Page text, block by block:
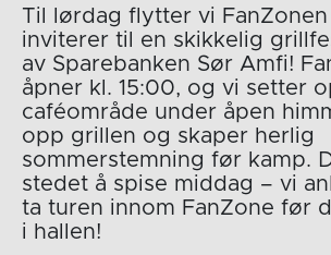
Til lørdag flytter vi
inviterer til en skikkelig
av Sparebanken Sør Amfi!
åpner kl. 15:00, og vi setter
caféområde under åpen
opp grillen og skaper herlig
sommerstemning før kamp.
stedet å spise middag – vi
ta turen innom FanZone før
i hallen!